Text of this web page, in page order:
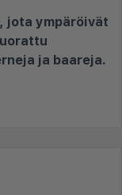
jota ympäröivät
ja baareja.